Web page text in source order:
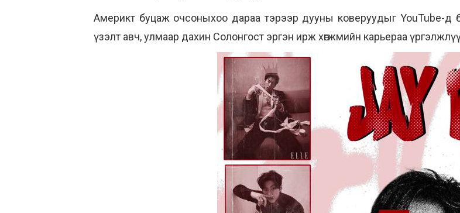
Америкт буцаж очсоныхоо дараа тэрээр дууны коверуудыг YouTube-д
үзэлт авч, улмаар дахин Солонгост эргэн ирж хөгжмийн карьераа